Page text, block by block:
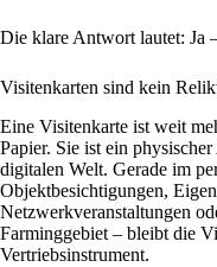
Die klare Antwort lautet: Ja
Visitenkarten sind kein
Eine Visitenkarte ist weit
Papier. Sie ist ein
digitalen Welt. Gerade im
Objektbesichtigungen,
Netzwerkveranstaltungen
Farminggebiet – bleibt die
Vertriebsinstrument.